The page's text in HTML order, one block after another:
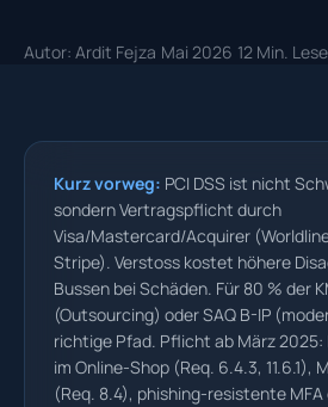
Autor: Ardit Fejza Mai 2026 12 Min.
Kurz vorweg: PCI DSS ist nicht
sondern Vertragspflicht durch
Visa/Mastercard/Acquirer
Stripe). Verstoss kostet höhere
Bussen bei Schäden. Für 80 % der
(Outsourcing) oder SAQ B-IP
richtige Pfad. Pflicht ab März
im Online-Shop (Req. 6.4.3, 11.6.1),
(Req. 8.4), phishing-resistente